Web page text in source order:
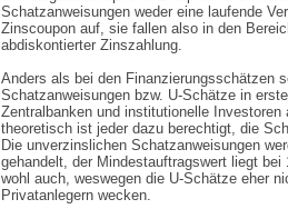
Schatzanweisungen weder eine laufende
Zinscoupon auf, sie fallen also in den
abdiskontierter Zinszahlung.
Anders als bei den Finanzierungsschätzen
Schatzanweisungen bzw. U-Schätze in
Zentralbanken und institutionelle Investoren
theoretisch ist jeder dazu berechtigt, die
Die unverzinslichen Schatzanweisungen
gehandelt, der Mindestauftragswert liegt
wohl auch, weswegen die U-Schätze eher
Privatanlegern wecken.